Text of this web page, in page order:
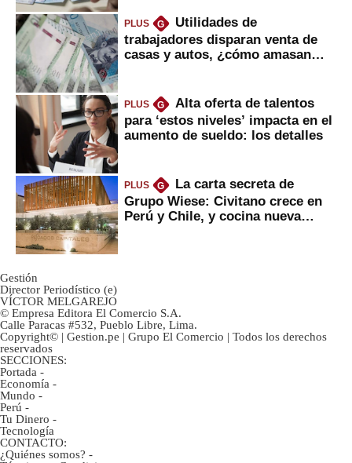
PLUS G
Utilidades de
trabajadores disparan venta de
casas y autos, ¿cómo amasan
PLUS G
Alta oferta de talentos
para ‘estos niveles’ impacta en el
aumento de sueldo: los detalles
PLUS G
La carta secreta de
Grupo Wiese: Civitano crece en
Perú y Chile, y cocina nueva
Gestión
Director Periodístico (e)
VÍCTOR MELGAREJO
© Empresa Editora El Comercio S.A.
Calle Paracas #532, Pueblo Libre, Lima.
Copyright© | Gestion.pe | Grupo El Comercio | Todos los derechos
reservados
SECCIONES:
Portada -
Economía -
Mundo -
Perú -
Tu Dinero -
Tecnología
CONTACTO:
¿Quiénes somos? -